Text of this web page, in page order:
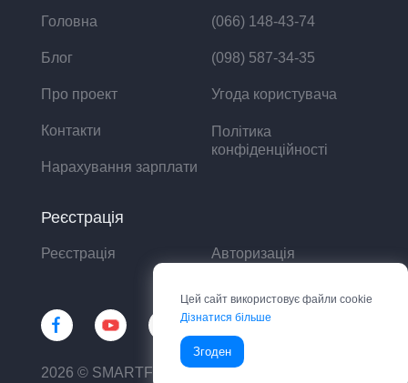
2026 © SMARTFIN UA
Головна
Блог
Про проект
Контакти
Нарахування зарплати
(066) 148-43-74
(098) 587-34-35
Угода користувача
Політика
конфіденційності
Реєстрація
Реєстрація Авторизація
Цей сайт використовує файли cookie
Дізнатися більше
Згоден